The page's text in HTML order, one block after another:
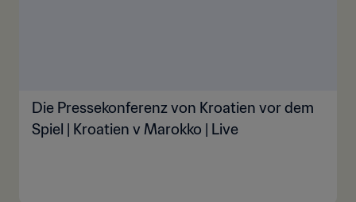
Die Pressekonferenz von Kroatien vor dem
Spiel | Kroatien v Marokko | Live